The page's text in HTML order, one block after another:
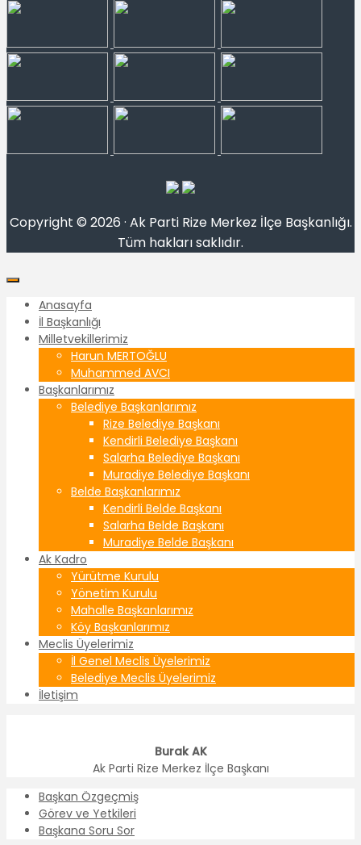
Copyright © 2026 · Ak Parti Rize Merkez İlçe Başkanlığı.
Tüm hakları saklıdır.
Anasayfa
İl Başkanlığı
Milletvekillerimiz
Harun MERTOĞLU
Muhammed AVCI
Başkanlarımız
Belediye Başkanlarımız
Rize Belediye Başkanı
Kendirli Belediye Başkanı
Salarha Belediye Başkanı
Muradiye Belediye Başkanı
Belde Başkanlarımız
Kendirli Belde Başkanı
Salarha Belde Başkanı
Muradiye Belde Başkanı
Ak Kadro
Yürütme Kurulu
Yönetim Kurulu
Mahalle Başkanlarımız
Köy Başkanlarımız
Meclis Üyelerimiz
İl Genel Meclis Üyelerimiz
Belediye Meclis Üyelerimiz
İletişim
Burak AK
Ak Parti Rize Merkez İlçe Başkanı
Başkan Özgeçmiş
Görev ve Yetkileri
Başkana Soru Sor